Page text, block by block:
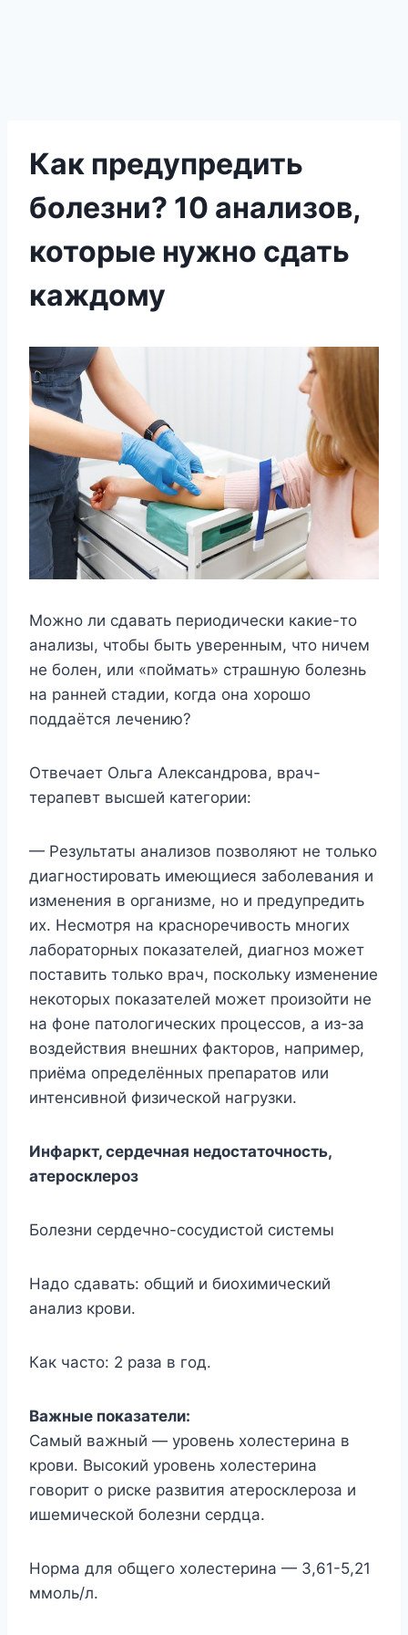
Как предупредить
болезни? 10 анализов,
которые нужно сдать
каждому
Можно ли сдавать периодически какие-то
анализы, чтобы быть уверенным, что ничем
не болен, или «поймать» страшную болезнь
на ранней стадии, когда она хорошо
поддаётся лечению?
Отвечает Ольга Александрова, врач-
терапевт высшей категории:
— Результаты анализов позволяют не только
диагностировать имеющиеся заболевания и
изменения в организме, но и предупредить
их. Несмотря на красноречивость многих
лабораторных показателей, диагноз может
поставить только врач, поскольку изменение
некоторых показателей может произойти не
на фоне патологических процессов, а из-за
воздействия внешних факторов, например,
приёма определённых препаратов или
интенсивной физической нагрузки.
Инфаркт, сердечная недостаточность,
атеросклероз
Болезни сердечно-сосудистой системы
Надо сдавать: общий и биохимический
анализ крови.
Как часто: 2 раза в год.
Важные показатели:
Самый важный — уровень холестерина в
крови. Высокий уровень холестерина
говорит о риске развития атеросклероза и
ишемической болезни сердца.
Норма для общего холестерина — 3,61-5,21
ммоль/л.